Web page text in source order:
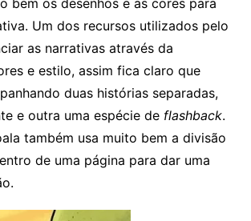
Um dos recursos utilizados pelo
as narrativas através da
e estilo, assim fica claro que
duas histórias separadas,
e outra uma espécie de flashback.
também usa muito bem a divisão
de uma página para dar uma